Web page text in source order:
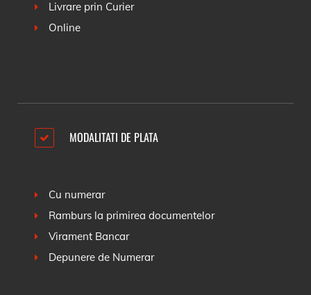
Livrare prin Curier
Online
MODALITATI DE PLATA
Cu numerar
Ramburs la primirea documentelor
Virament Bancar
Depunere de Numerar